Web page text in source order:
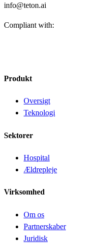
info@teton.ai
Compliant with:
Produkt
Oversigt
Teknologi
Sektorer
Hospital
Ældrepleje
Virksomhed
Om os
Partnerskaber
Juridisk